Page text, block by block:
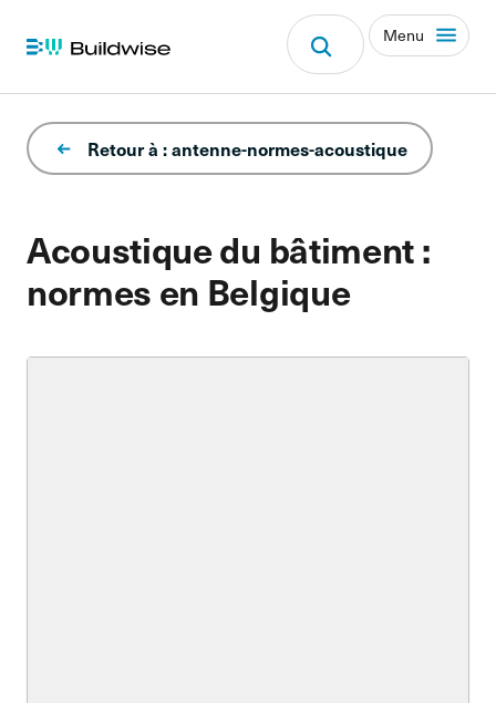
Menu
Acoustique du bâtiment :
normes en Belgique
Retour à : antenne-normes-acoustique